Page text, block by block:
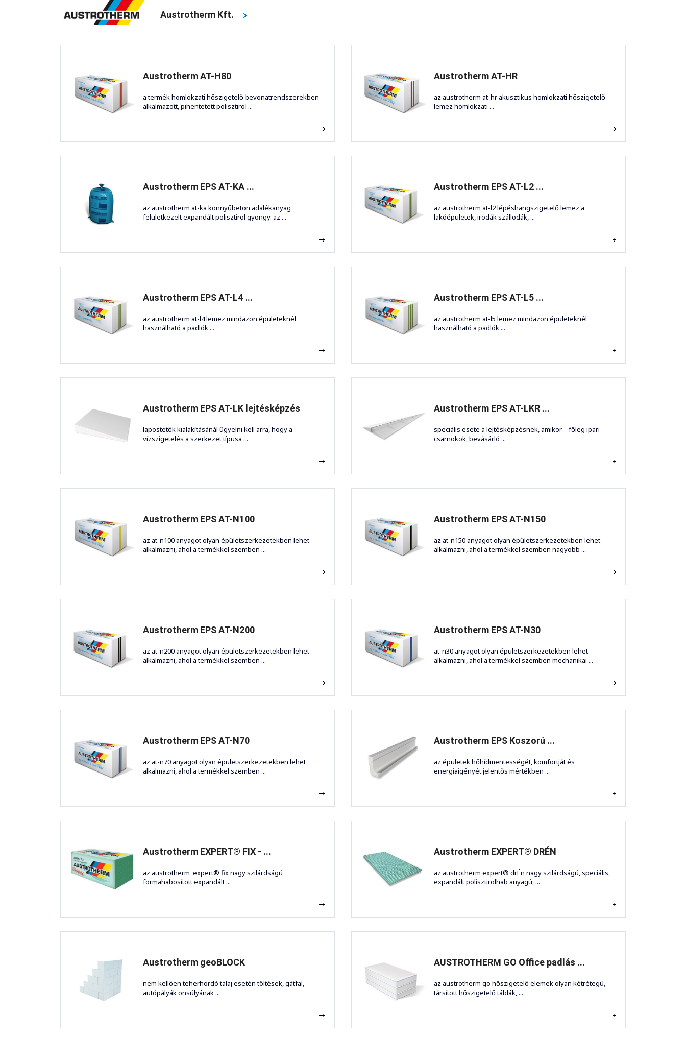
Austrotherm Kft.
Austrotherm AT-H80
a termék homlokzati hőszigetelő bevonatrendszerekben
alkalmazott, pihentetett polisztirol ...
Austrotherm AT-HR
az austrotherm at-hr akusztikus homlokzati hőszigetelő
lemez homlokzati ...
Austrotherm EPS AT-KA ...
az austrotherm at-ka könnyűbeton adalékanyag
felületkezelt expandált polisztirol gyöngy. az ...
Austrotherm EPS AT-L2 ...
az austrotherm at-l2 lépéshangszigetelő lemez a
lakóépületek, irodák szállodák, ...
Austrotherm EPS AT-L4 ...
az austrotherm at-l4 lemez mindazon épületeknél
használható a padlók ...
Austrotherm EPS AT-L5 ...
az austrotherm at-l5 lemez mindazon épületeknél
használható a padlók ...
Austrotherm EPS AT-LK lejtésképzés
lapostetők kialakításánál ügyelni kell arra, hogy a
vízszigetelés a szerkezet típusa ...
Austrotherm EPS AT-LKR ...
speciális esete a lejtésképzésnek, amikor – főleg ipari
csarnokok, bevásárló ...
Austrotherm EPS AT-N100
az at-n100 anyagot olyan épületszerkezetekben lehet
alkalmazni, ahol a termékkel szemben ...
Austrotherm EPS AT-N150
az at-n150 anyagot olyan épületszerkezetekben lehet
alkalmazni, ahol a termékkel szemben nagyobb ...
Austrotherm EPS AT-N200
az at-n200 anyagot olyan épületszerkezetekben lehet
alkalmazni, ahol a termékkel szemben ...
Austrotherm EPS AT-N30
at-n30 anyagot olyan épületszerkezetekben lehet
alkalmazni, ahol a termékkel szemben mechanikai ...
Austrotherm EPS AT-N70
az at-n70 anyagot olyan épületszerkezetekben lehet
alkalmazni, ahol a termékkel szemben ...
Austrotherm EPS Koszorú ...
az épületek hőhídmentességét, komfortját és
energiaigényét jelentős mértékben ...
Austrotherm EXPERT® FIX - ...
az austrotherm expert® fix nagy szilárdságú
formahabosított expandált ...
Austrotherm EXPERT® DRÉN
az austrotherm expert® drÉn nagy szilárdságú, speciális,
expandált polisztirolhab anyagú, ...
Austrotherm geoBLOCK
nem kellően teherhordó talaj esetén töltések, gátfal,
autópályák önsúlyának ...
AUSTROTHERM GO Office padlás ...
az austrotherm go hőszigetelő elemek olyan kétrétegű,
társított hőszigetelő táblák, ...